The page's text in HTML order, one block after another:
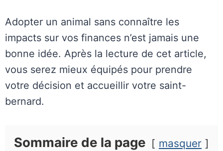
Adopter un animal sans connaître les
impacts sur vos finances n’est jamais une
bonne idée. Après la lecture de cet article,
vous serez mieux équipés pour prendre
votre décision et accueillir votre saint-
bernard.
Sommaire de la page masquer